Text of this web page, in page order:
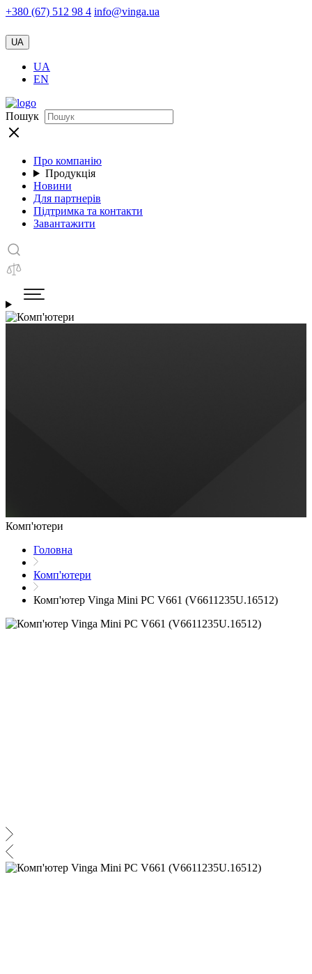
+380 (67) 512 98 4 info@vinga.ua
UA
UA
EN
Пошук
Про компанію
Продукція
Новини
Для партнерів
Підтримка та контакти
Завантажити
Комп'ютери
Головна
Комп'ютери
Комп'ютер Vinga Mini PC V661 (V6611235U.16512)